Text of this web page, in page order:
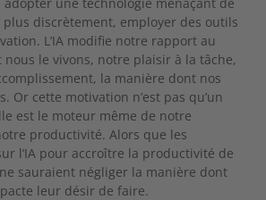
discrètement, employer des outils
L’IA modifie notre rapport au
nous le vivons, notre plaisir à la tâche,
la manière dont nos
Or cette motivation n’est pas qu’un
est le moteur même de notre
productivité. Alors que les
l’IA pour accroître la productivité de
sauraient négliger la manière dont
leur désir de faire.